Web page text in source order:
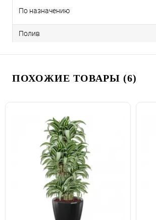
По назначению
Полив
ПОХОЖИЕ ТОВАРЫ (6)